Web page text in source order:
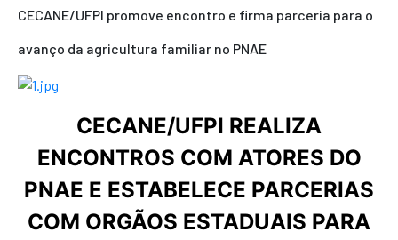
CECANE/UFPI promove encontro e firma parceria para o
avanço da agricultura familiar no PNAE
CECANE/UFPI REALIZA
ENCONTROS COM ATORES DO
PNAE E ESTABELECE PARCERIAS
COM ORGÃOS ESTADUAIS PARA